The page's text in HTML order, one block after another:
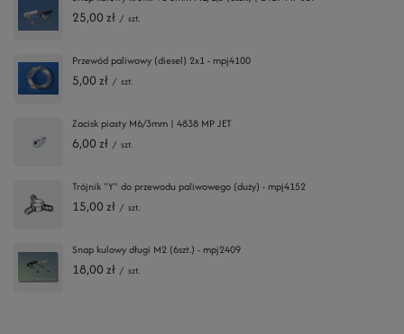
25,00 zł / szt.
Przewód paliwowy (diesel) 2x1 - mpj4100
5,00 zł / szt.
Zacisk piasty M6/3mm | 4838 MP JET
6,00 zł / szt.
Trójnik "Y" do przewodu paliwowego (duży) - mpj4152
15,00 zł / szt.
Snap kulowy długi M2 (6szt.) - mpj2409
18,00 zł / szt.